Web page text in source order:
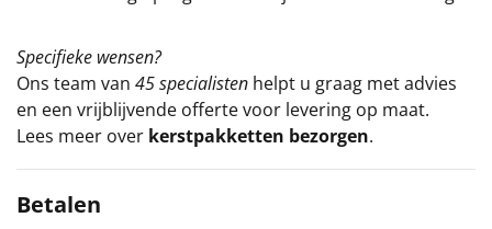
Specifieke wensen?
Ons team van 45 specialisten helpt u graag met advies
en een vrijblijvende offerte voor levering op maat.
Lees meer over kerstpakketten bezorgen.
Betalen